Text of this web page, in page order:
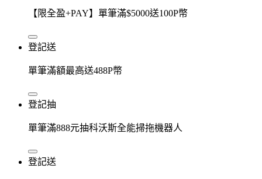
【限全盈+PAY】單筆滿$5000送100P幣
登記送
單筆滿額最高送488P幣
登記抽
單筆滿888元抽科沃斯全能掃拖機器人
登記送